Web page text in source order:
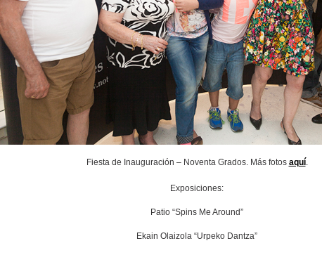
Fiesta de Inauguración – Noventa Grados. Más fotos aquí.
Exposiciones:
Patio “Spins Me Around”
Ekain Olaizola “Urpeko Dantza”